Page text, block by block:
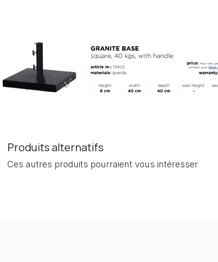
Produits alternatifs
Ces autres produits pourraient vous intéresser